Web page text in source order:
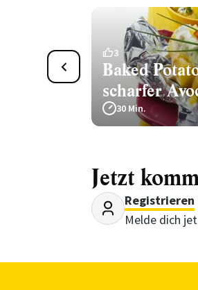
3
Baked
scharfer
30 Min.
Jetzt
Registrieren
Melde dich